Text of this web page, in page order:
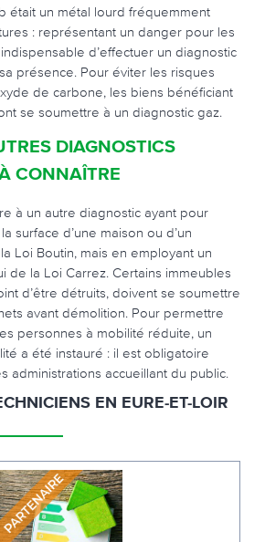
était un métal lourd fréquemment
: représentant un danger pour les
d’effectuer un diagnostic
présence. Pour éviter les risques
de carbone, les biens bénéficiant
se soumettre à un diagnostic gaz.
DIAGNOSTICS
CONNAÎTRE
à un autre diagnostic ayant pour
surface d’une maison ou d’un
Loi Boutin, mais en employant un
de la Loi Carrez. Certains immeubles
d’être détruits, doivent se soumettre
avant démolition. Pour permettre
personnes à mobilité réduite, un
a été instauré : il est obligatoire
administrations accueillant du public.
EN EURE-ET-LOIR